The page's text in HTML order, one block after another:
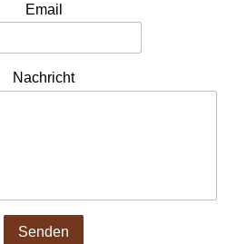
Email
Nachricht
Senden